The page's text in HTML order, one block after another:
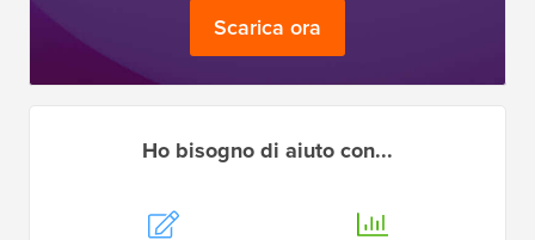
Scarica ora
Ho bisogno di aiuto con...